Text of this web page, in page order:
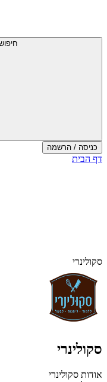
כניסה / הרשמה
דף הבית
סקולינרי
סקולינרי
אודות סקולינרי